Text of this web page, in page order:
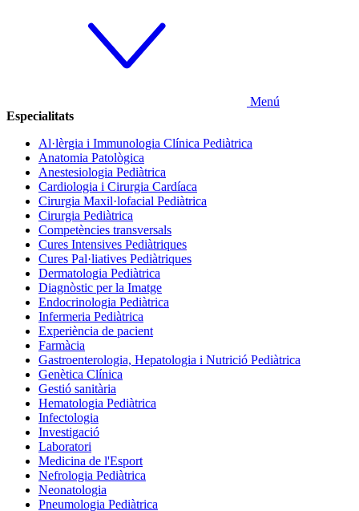
Menú
Especialitats
Al·lèrgia i Immunologia Clínica Pediàtrica
Anatomia Patològica
Anestesiologia Pediàtrica
Cardiologia i Cirurgia Cardíaca
Cirurgia Maxil·lofacial Pediàtrica
Cirurgia Pediàtrica
Competències transversals
Cures Intensives Pediàtriques
Cures Pal·liatives Pediàtriques
Dermatologia Pediàtrica
Diagnòstic per la Imatge
Endocrinologia Pediàtrica
Infermeria Pediàtrica
Experiència de pacient
Farmàcia
Gastroenterologia, Hepatologia i Nutrició Pediàtrica
Genètica Clínica
Gestió sanitària
Hematologia Pediàtrica
Infectologia
Investigació
Laboratori
Medicina de l'Esport
Nefrologia Pediàtrica
Neonatologia
Pneumologia Pediàtrica